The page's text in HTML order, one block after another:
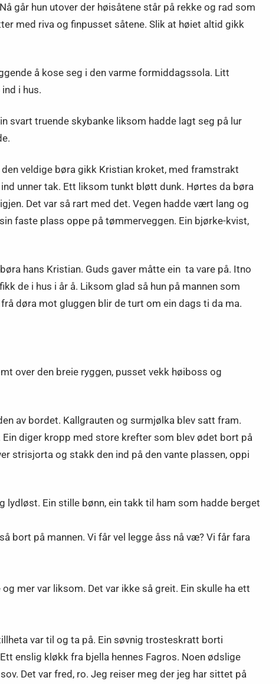
går hun utover der høisåtene står på rekke og rad som
med riva og finpusset såtene. Slik at høiet altid gikk
å kose seg i den varme formiddagssola. Litt
i hus.
svart truende skybanke liksom hadde lagt seg på lur
veldige børa gikk Kristian kroket, med framstrakt
unner tak. Ett liksom tunkt bløtt dunk. Hørtes da børa
Det var så rart med det. Vegen hadde vært lang og
faste plass oppe på tømmerveggen. Ein bjørke-kvist,
hans Kristian. Guds gaver måtte ein ta vare på. Itno
de i hus i år å. Liksom glad så hun på mannen som
døra mot gluggen blir de turt om ein dags ti da ma.
over den breie ryggen, pusset vekk høiboss og
av bordet. Kallgrauten og surmjølka blev satt fram.
diger kropp med store krefter som blev ødet bort på
strisjorta og stakk den ind på den vante plassen, oppi
lydløst. Ein stille bønn, ein takk til ham som hadde berget
bort på mannen. Vi får vel legge åss nå væ? Vi får fara
mer var liksom. Det var ikke så greit. Ein skulle ha ett
var til og ta på. Ein søvnig trosteskratt borti
enslig kløkk fra bjella hennes Fagros. Noen ødslige
Det var fred, ro. Jeg reiser meg der jeg har sittet på